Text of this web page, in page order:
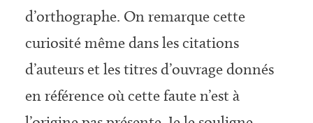
d’orthographe. On remarque cette
curiosité même dans les citations
d’auteurs et les titres d’ouvrage donnés
en référence où cette faute n’est à